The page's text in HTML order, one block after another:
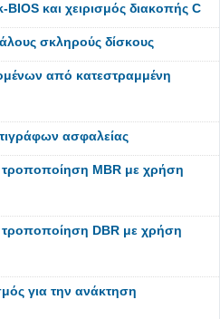
BIOS και χειρισμός διακοπής C
σκληρούς δίσκους
από κατεστραμμένη
ασφαλείας
MBR με χρήση
DBR με χρήση
για την ανάκτηση